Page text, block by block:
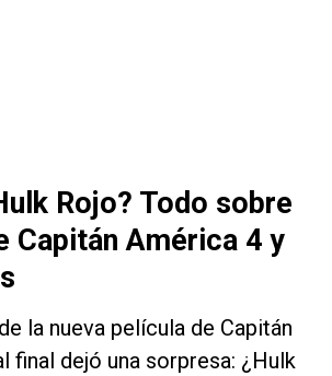
Rojo? Todo sobre
Capitán América 4 y
la nueva película de Capitán
final dejó una sorpresa: ¿Hulk